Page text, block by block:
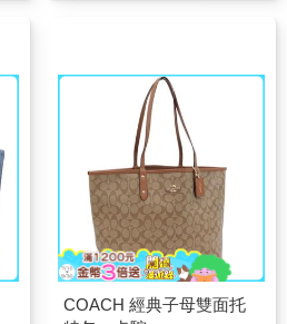
COACH 經典子母雙面托